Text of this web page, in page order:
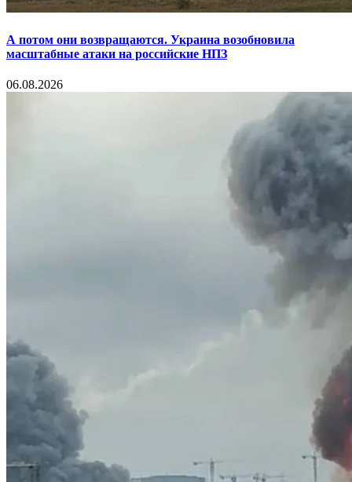
А потом они возвращаются. Украина возобновила
масштабные атаки на российские НПЗ
06.08.2026